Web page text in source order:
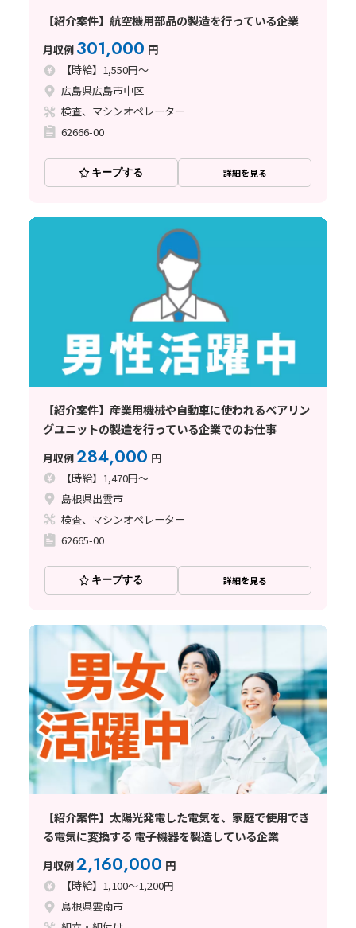
【紹介案件】航空機用部品の製造を行っている企業
月収例 301,000 円
【時給】1,550円～
広島県広島市中区
検査、マシンオペレーター
62666-00
キープする 詳細を見る
【紹介案件】産業用機械や自動車に使われるベアリン
グユニットの製造を行っている企業でのお仕事
月収例284,000 円
【時給】1,470円～
島根県出雲市
検査、マシンオペレーター
62665-00
キープする 詳細を見る
【紹介案件】太陽光発電した電気を、家庭で使用でき
る電気に変換する 電子機器を製造している企業
月収例2,160,000 円
【時給】1,100～1,200円
島根県雲南市